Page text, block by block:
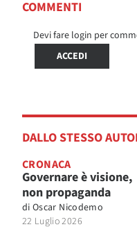
COMMENTI
Devi fare login per
ACCEDI
DALLO STESSO
CRONACA
Governare è visione,
non propaganda
di Oscar Nicodemo
22 Luglio 2026